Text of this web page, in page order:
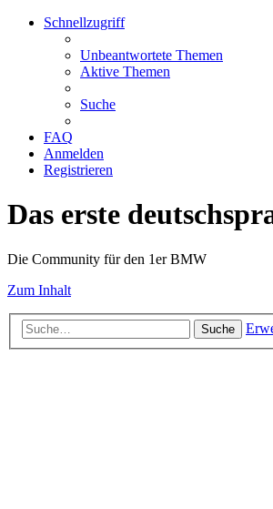
Schnellzugriff
Unbeantwortete Themen
Aktive Themen
Suche
FAQ
Anmelden
Registrieren
Das erste
Die Community für den 1er BMW
Zum Inhalt
Suche